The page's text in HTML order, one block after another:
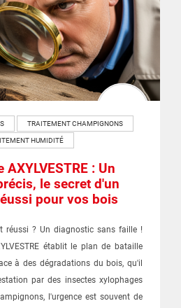
TRAITEMENT CHAMPIGNONS
HUMIDITÉ
AXYLVESTRE : Un
le secret d'un
pour vos bois
réussi ? Un diagnostic sans faille !
établit le plan de bataille
à des dégradations du bois, qu'il
par des insectes xylophages
l'urgence est souvent de